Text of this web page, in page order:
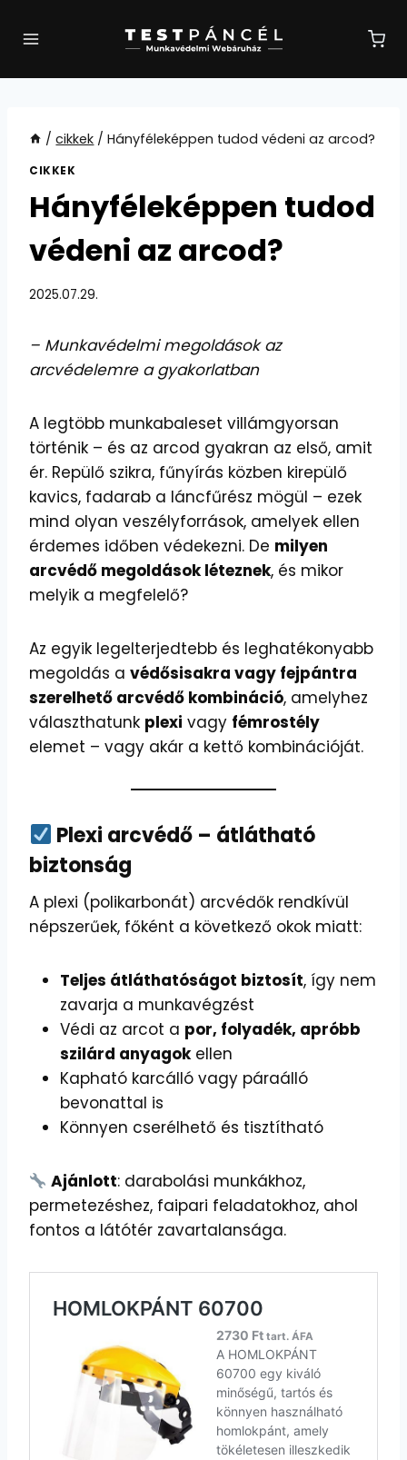
/ cikkek / Hányféleképpen tudod védeni az arcod?
CIKKEK
Hányféleképpen tudod
védeni az arcod?
2025.07.29.
– Munkavédelmi megoldások az
arcvédelemre a gyakorlatban
A legtöbb munkabaleset villámgyorsan
történik – és az arcod gyakran az első, amit
ér. Repülő szikra, fűnyírás közben kirepülő
kavics, fadarab a láncfűrész mögül – ezek
mind olyan veszélyforrások, amelyek ellen
érdemes időben védekezni. De milyen
arcvédő megoldások léteznek, és mikor
melyik a megfelelő?
Az egyik legelterjedtebb és leghatékonyabb
megoldás a védősisakra vagy fejpántra
szerelhető arcvédő kombináció, amelyhez
választhatunk plexi vagy fémrostély
elemet – vagy akár a kettő kombinációját.
Plexi arcvédő – átlátható
biztonság
A plexi (polikarbonát) arcvédők rendkívül
népszerűek, főként a következő okok miatt:
Teljes átláthatóságot biztosít, így nem
zavarja a munkavégzést
Védi az arcot a por, folyadék, apróbb
szilárd anyagokellen
Kapható karcálló vagy páraálló
bevonattal is
Könnyen cserélhető és tisztítható
Ajánlott: darabolási munkákhoz,
permetezéshez, faipari feladatokhoz, ahol
fontos a látótér zavartalansága.